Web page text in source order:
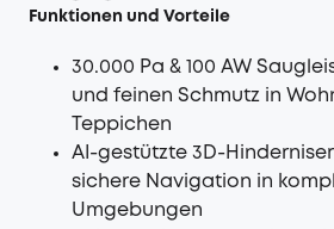
Funktionen und Vorteile
30.000 Pa & 100 AW
und feinen Schmutz in
Teppichen
AI-gestützte 3D-
sichere Navigation in
Umgebungen